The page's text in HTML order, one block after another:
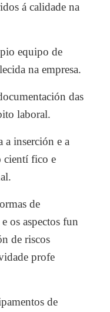
á calidade na
equipo de
na empresa.
das
laboral.
a inserción e a
cientí fico e
de
os aspectos fun
de riscos
profe
de